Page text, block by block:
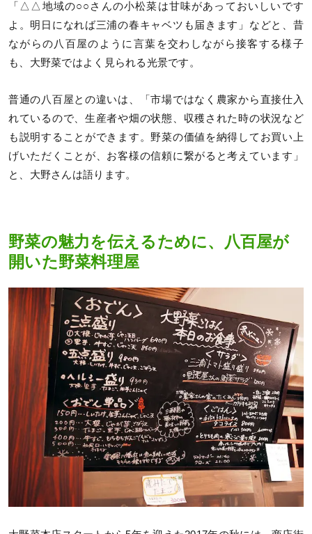
「△△地域の○○さんの小松菜は甘味があっておいしいです
よ。明日になれば三浦の春キャベツも届きます」などと、昔
ながらの八百屋のように言葉を交わしながら接客する様子
も、大野菜ではよく見られる光景です。
普通の八百屋との違いは、「市場ではなく農家から直接仕入
れているので、生産者や畑の状態、収穫された時の状況など
も説明することができます。野菜の価値を納得してお買い上
げいただくことが、お客様の信頼に繋がると考えています」
と、大野さんは語ります。
野菜の魅力を伝えるために、八百屋が
開いた野菜料理屋